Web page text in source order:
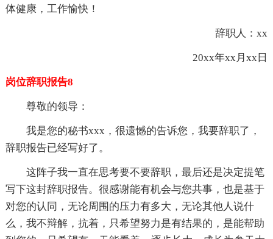
体健康，工作愉快！
辞职人：xx
20xx年xx月xx日
岗位辞职报告8
尊敬的领导：
我是您的秘书xxx，很遗憾的告诉您，我要辞职了，
辞职报告已经写好了。
这阵子我一直在思考要不要辞职，最后还是决定提笔
写下这封辞职报告。很感谢能有机会与您共事，也是基于
对您的认同，无论周围的压力有多大，无论其他人说什
么，我不辩解，抗着，只希望努力是有结果的，是能帮助